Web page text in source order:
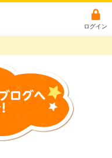
ログイン